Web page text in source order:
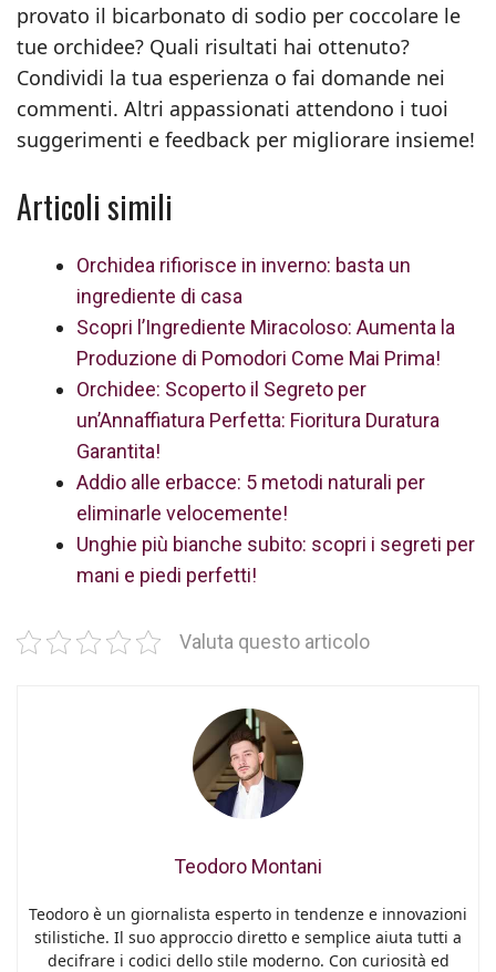
provato il bicarbonato di sodio per coccolare le
tue orchidee? Quali risultati hai ottenuto?
Condividi la tua esperienza o fai domande nei
commenti. Altri appassionati attendono i tuoi
suggerimenti e feedback per migliorare insieme!
Articoli simili
Orchidea rifiorisce in inverno: basta un
ingrediente di casa
Scopri l’Ingrediente Miracoloso: Aumenta la
Produzione di Pomodori Come Mai Prima!
Orchidee: Scoperto il Segreto per
un’Annaffiatura Perfetta: Fioritura Duratura
Garantita!
Addio alle erbacce: 5 metodi naturali per
eliminarle velocemente!
Unghie più bianche subito: scopri i segreti per
mani e piedi perfetti!
Valuta questo articolo
Teodoro Montani
Teodoro è un giornalista esperto in tendenze e innovazioni
stilistiche. Il suo approccio diretto e semplice aiuta tutti a
decifrare i codici dello stile moderno. Con curiosità ed